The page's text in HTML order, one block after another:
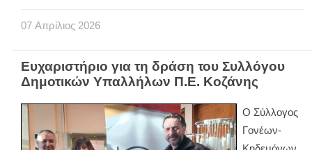
07 Απρίλιος 2026
Ευχαριστήριο για τη δράση του Συλλόγου
Δημοτικών Υπαλλήλων Π.Ε. Κοζάνης
Ο Σύλλογος
Γονέων-